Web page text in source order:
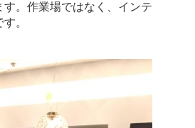
す。作業場ではなく、インテ
。